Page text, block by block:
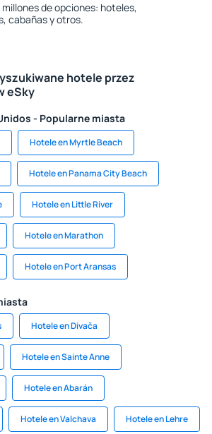
millones de opciones: hoteles,
cabañas y otros.
hotele przez
eSky
- Popularne miasta
Hotele en Myrtle Beach
Hotele en Panama City Beach
Hotele en Little River
Hotele en Marathon
Hotele en Port Aransas
Hotele en Divača
Hotele en Sainte Anne
Hotele en Abarán
Hotele en Valchava Hotele en Lehre